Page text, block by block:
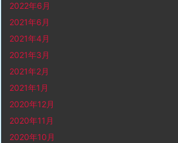
2022年6月
2021年6月
2021年4月
2021年3月
2021年2月
2021年1月
2020年12月
2020年11月
2020年10月